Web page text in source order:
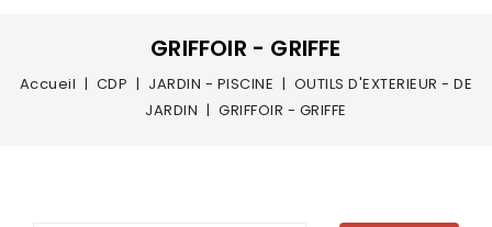
GRIFFOIR - GRIFFE
Accueil CDP JARDIN - PISCINE
OUTILS D'EXTERIEUR - DE
JARDIN
GRIFFOIR - GRIFFE